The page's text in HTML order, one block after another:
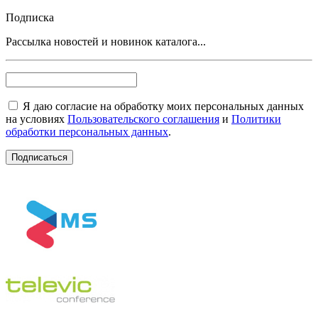
Подписка
Рассылка новостей и новинок каталога...
Я даю согласие на обработку моих персональных данных
на условиях Пользовательского соглашения и Политики
обработки персональных данных.